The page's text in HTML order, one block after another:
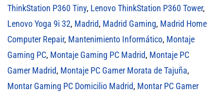
ThinkStation P360 Tiny, Lenovo ThinkStation P360 Tower,
Lenovo Yoga 9i 32, Madrid, Madrid Gaming, Madrid Home
Computer Repair, Mantenimiento Informático, Montaje
Gaming PC, Montaje Gaming PC Madrid, Montaje PC
Gamer Madrid, Montaje PC Gamer Morata de Tajuña,
Montar Gaming PC Domicilio Madrid, Montar PC Gamer